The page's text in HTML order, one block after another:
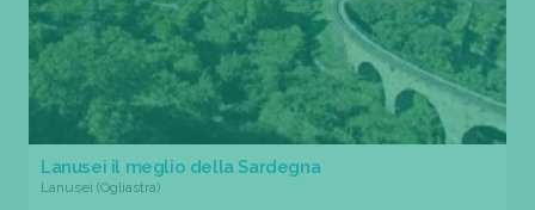
Lanusei il meglio della Sardegna
Lanusei (Ogliastra)